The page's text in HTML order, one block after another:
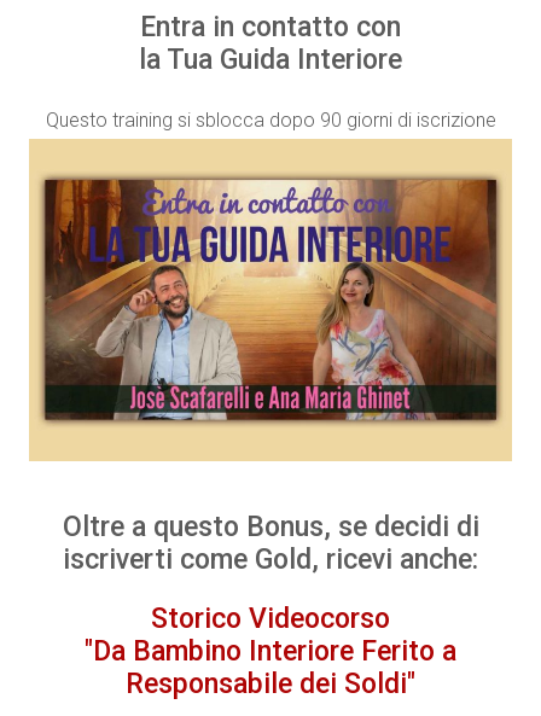
Entra in contatto con
la Tua Guida Interiore
Questo training si sblocca dopo 90 giorni di iscrizione
Oltre a questo Bonus, se decidi di
iscriverti come Gold, ricevi anche:
Storico Videocorso
"Da Bambino Interiore Ferito a
Responsabile dei Soldi"